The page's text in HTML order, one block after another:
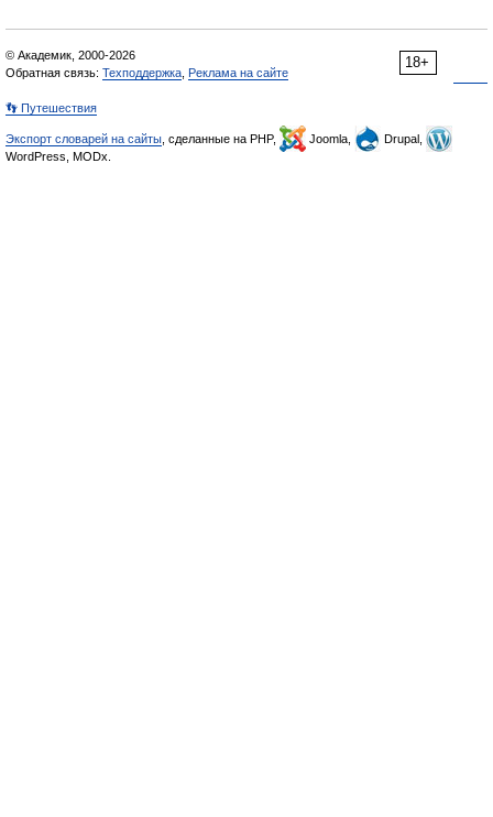
18+
© Академик, 2000-2026
Обратная связь: Техподдержка Реклама на сайте
👣 Путешествия
Экспорт словарей на сайты , сделанные на PHP, Joomla,
Drupal,
WordPress, MODx.